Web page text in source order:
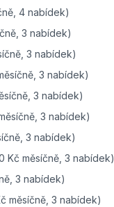
4 nabídek)
3 nabídek)
3 nabídek)
3 nabídek)
3 nabídek)
3 nabídek)
3 nabídek)
Kč měsíčně, 3 nabídek)
3 nabídek)
měsíčně, 3 nabídek)